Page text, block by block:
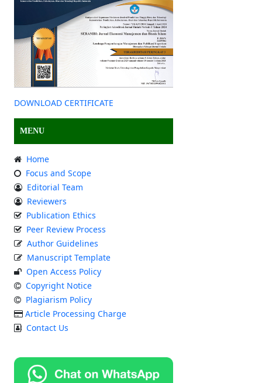
DOWNLOAD CERTIFICATE
MENU
Home
Focus and Scope
Editorial Team
Reviewers
Publication Ethics
Peer Review Process
Author Guidelines
Manuscript Template
Open Access Policy
Copyright Notice
Plagiarism Policy
Article Processing Charge
Contact Us